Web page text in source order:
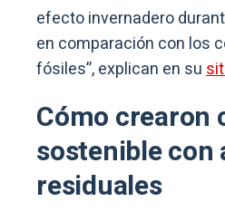
efecto invernadero
en comparación con los
fósiles”, explican en su
Cómo crearon
sostenible con
residuales